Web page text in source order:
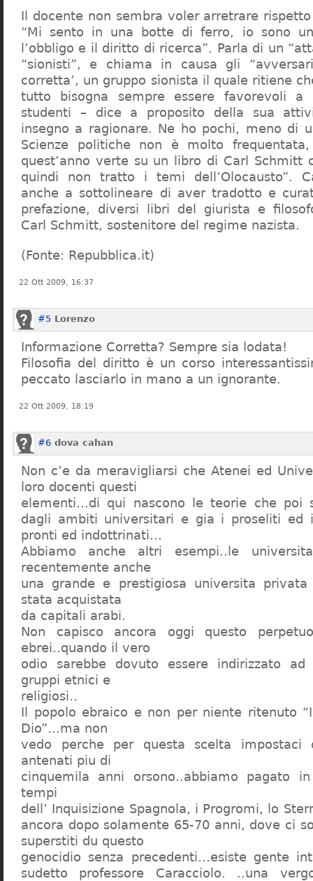
Il docente non sembra voler arretrare
“Mi sento in una botte di ferro, io sono
l’obbligo e il diritto di ricerca”. Parla di un
“sionisti”, e chiama in causa gli
corretta’, un gruppo sionista il quale ritiene
tutto bisogna sempre essere favorevoli a
studenti – dice a proposito della sua
insegno a ragionare. Ne ho pochi, meno di
Scienze politiche non è molto
quest’anno verte su un libro di Carl Schmitt
quindi non tratto i temi dell’Olocausto”.
anche a sottolineare di aver tradotto e
prefazione, diversi libri del giurista e
Carl Schmitt, sostenitore del regime nazista.
(Fonte: Repubblica.it)
22 Ott 2009, 16:37
#5 Lorenzo
Informazione Corretta? Sempre sia lodata!
Filosofia del diritto è un corso
peccato lasciarlo in mano a un ignorante.
22 Ott 2009, 18:19
#6 dova cahan
Non c’e da meravigliarsi che Atenei ed
loro docenti questi
elementi…di qui nascono le teorie che poi
dagli ambiti universitari e gia i proseliti ed
pronti ed indottrinati…
Abbiamo anche altri esempi..le
recentemente anche
una grande e prestigiosa universita
stata acquistata
da capitali arabi.
Non capisco ancora oggi questo
ebrei..quando il vero
odio sarebbe dovuto essere indirizzato
gruppi etnici e
religiosi..
Il popolo ebraico e non per niente ritenuto
Dio”…ma non
vedo perche per questa scelta
antenati piu di
cinquemila anni orsono..abbiamo pagato
tempi
dell’ Inquisizione Spagnola, i Progromi, lo
ancora dopo solamente 65-70 anni, dove ci
superstiti du questo
genocidio senza precedenti…esiste gente
sudetto professore Caracciolo. ..una